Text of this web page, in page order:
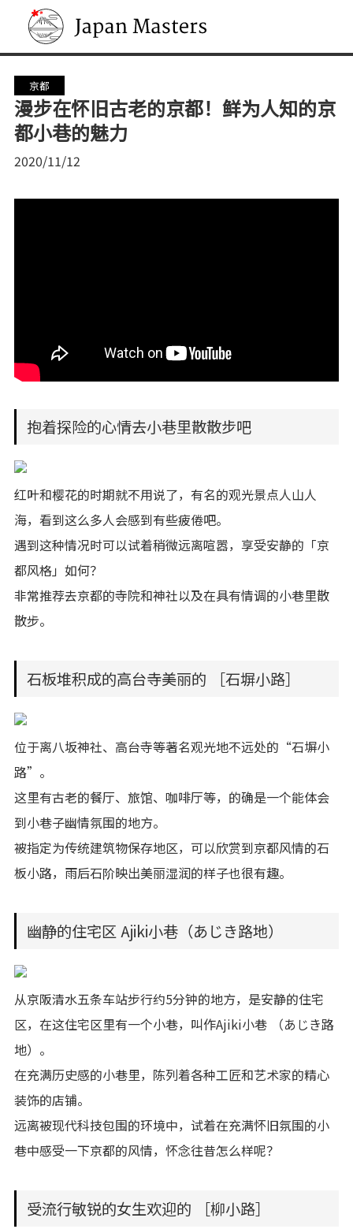
Japan Masters
京都
漫步在怀旧古老的京都！鲜为人知的京
都小巷的魅力
2020/11/12
抱着探险的心情去小巷里散散步吧
红叶和樱花的时期就不用说了，有名的观光景点人山人
海，看到这么多人会感到有些疲倦吧。
遇到这种情况时可以试着稍微远离喧嚣，享受安静的「京
都风格」如何？
非常推荐去京都的寺院和神社以及在具有情调的小巷里散
散步。
石板堆积成的高台寺美丽的 ［石塀小路］
位于离八坂神社、高台寺等著名观光地不远处的“石塀小
路”。
这里有古老的餐厅、旅馆、咖啡厅等，的确是一个能体会
到小巷子幽情氛围的地方。
被指定为传统建筑物保存地区，可以欣赏到京都风情的石
板小路，雨后石阶映出美丽湿润的样子也很有趣。
幽静的住宅区 Ajiki小巷（あじき路地）
从京阪清水五条车站步行约5分钟的地方，是安静的住宅
区，在这住宅区里有一个小巷，叫作Ajiki小巷 （あじき路
地）。
在充满历史感的小巷里，陈列着各种工匠和艺术家的精心
装饰的店铺。
远离被现代科技包围的环境中，试着在充满怀旧氛围的小
巷中感受一下京都的风情，怀念往昔怎么样呢？
受流行敏锐的女生欢迎的 ［柳小路］